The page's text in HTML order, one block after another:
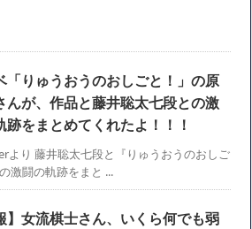
「りゅうおうのおしごと！」の原
んが、作品と藤井聡太七段との激
跡をまとめてくれたよ！！！
より 藤井聡太七段と『りゅうおうのおしご
激闘の軌跡をまと ...
】女流棋士さん、いくら何でも弱